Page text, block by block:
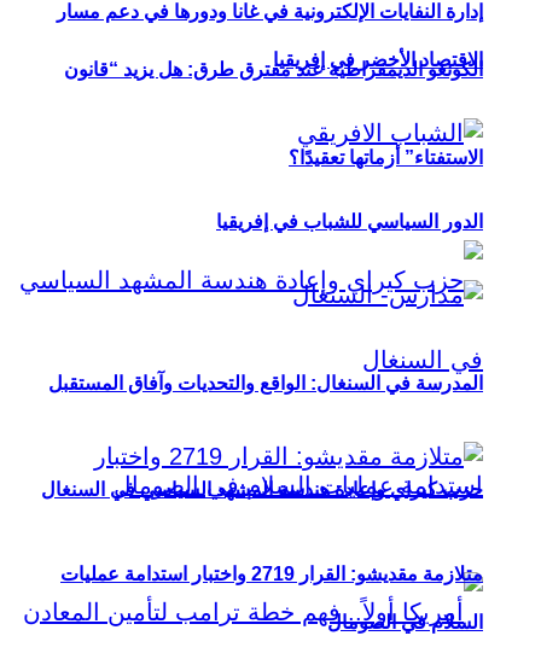
الكونغو الديمقراطية عند مفترق طرق: هل يزيد “قانون
الاستفتاء” أزماتها تعقيدًا؟
حزب كيراي وإعادة هندسة المشهد السياسي في السنغال
إدارة النفايات الإلكترونية في غانا ودورها في دعم مسار
الاقتصاد الأخضر في إفريقيا
الدور السياسي للشباب في إفريقيا
المدرسة في السنغال: الواقع والتحديات وآفاق المستقبل
متلازمة مقديشو: القرار 2719 واختبار استدامة عمليات
السلام في الصومال